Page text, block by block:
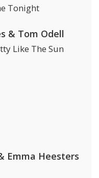
Tonight
& Tom Odell
Like The Sun
Emma Heesters